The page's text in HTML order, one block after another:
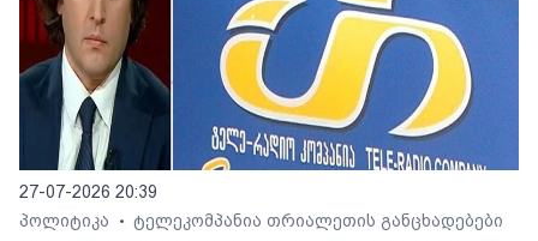
27-07-2026 20:39
პოლიტიკა
• ტელეკომპანია თრიალეთის განცხადებები